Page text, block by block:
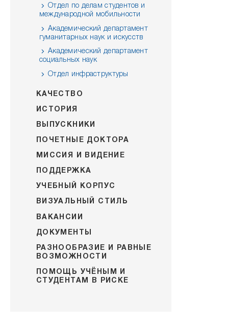
Отдел по делам студентов и
международной мобильности
Академический департамент
гуманитарных наук и искусств
Академический департамент
социальных наук
Отдел инфраструктуры
КАЧЕСТВО
ИСТОРИЯ
ВЫПУСКНИКИ
ПОЧЕТНЫЕ ДОКТОРА
МИССИЯ И ВИДЕНИЕ
ПОДДЕРЖКА
УЧЕБНЫЙ КОРПУС
ВИЗУАЛЬНЫЙ СТИЛЬ
ВАКАНСИИ
ДОКУМЕНТЫ
РАЗНООБРАЗИЕ И РАВНЫЕ
ВОЗМОЖНОСТИ
ПОМОЩЬ УЧЁНЫМ И
СТУДЕНТАМ В РИСКЕ